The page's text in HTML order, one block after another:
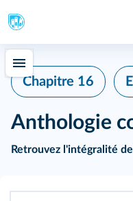
Chapitre 16
Anthologie
Retrouvez l'intégralité